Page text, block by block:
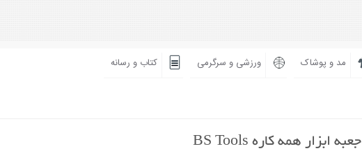
مد و پوشاک ورزشی و سرگرمی کتاب و رسانه
جعبه ابزار همه کاره BS Tools